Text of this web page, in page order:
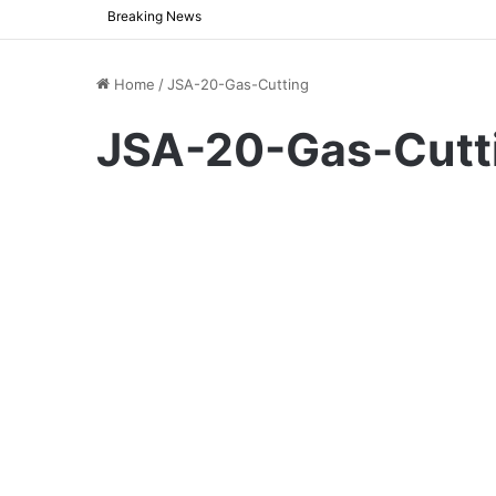
Breaking News
Home /JSA-20-Gas-Cutting
JSA-20-Gas-